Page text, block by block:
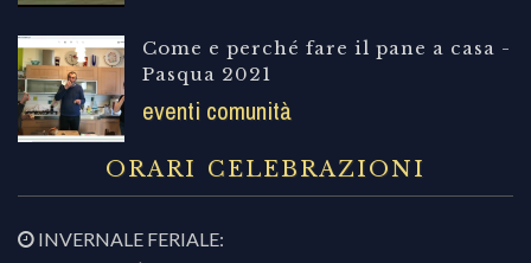
Come e perché fare il pane a casa -
Pasqua 2021
eventi comunità
ORARI CELEBRAZIONI
INVERNALE FERIALE: